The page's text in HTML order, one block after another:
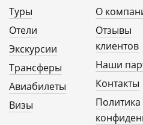
Туры
Отели
Экскурсии
Трансферы
Авиабилеты
Визы
О
Отзывы
клиентов
Наши
Контакты
Политика